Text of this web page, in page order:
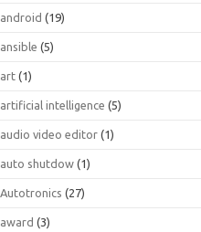
android (19)
ansible (5)
art (1)
artificial intelligence (5)
audio video editor (1)
auto shutdow (1)
Autotronics (27)
award (3)